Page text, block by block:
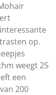
op.
weegt 25
een
200